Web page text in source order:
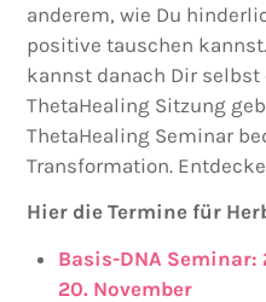
anderem, wie Du
positive tauschen
kannst danach Dir selbst
ThetaHealing Sitzung
ThetaHealing Seminar
Transformation.
Hier die Termine für
Basis-DNA Seminar:
20. November